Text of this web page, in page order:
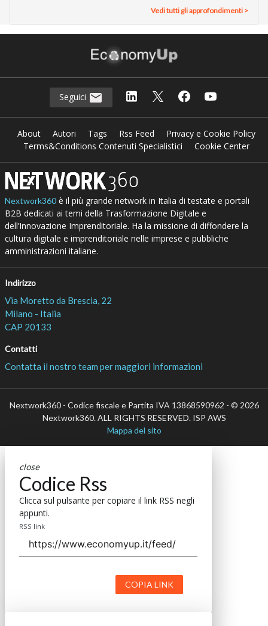
Vedi tutti gli approfondimenti >
Seguici
About Autori Tags Rss Feed
Privacy e Cookie Policy
Terms&Conditions Contenuti Specialistici
Cookie Center
Nextwork360è il più grande network in Italia di testate e portali
B2B dedicati ai temi della Trasformazione Digitale e
dell’Innovazione Imprenditoriale. Ha la missione di diffondere la
cultura digitale e imprenditoriale nelle imprese e pubbliche
amministrazioni italiane.
Indirizzo
Via Moretto da Brescia, 22
Milano - Italia
CAP 20133
Contatti
Contatta il nostro team per maggiori informazioni
Nextwork360 - Codice fiscale e Partita IVA 13868590962 - © 2026
Nextwork360. ALL RIGHTS RESERVED. ISP AWS
Mappa del sito
close
Codice Rss
Clicca sul pulsante per copiare il link RSS negli
appunti.
RSS link
COPIA LINK